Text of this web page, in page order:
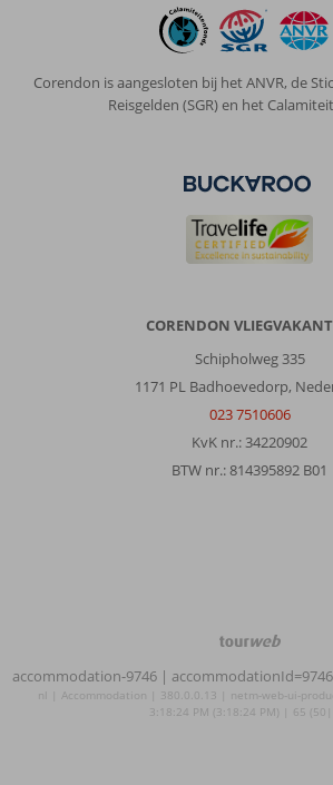
Corendon is aangesloten bij het ANVR, de
Reisgelden (SGR) en het
CORENDON
Schipholweg 335
1171 PL Badhoevedorp,
023 7510606
KvK nr.: 34220902
BTW nr.: 814395892 B01
TourWeb
©
NetMatch
accommodation-9746 |
nl | Accommodation | 380.0.0.13 | netm-web-ui-
3:18:24 PM (3:18:24 PM) | 65